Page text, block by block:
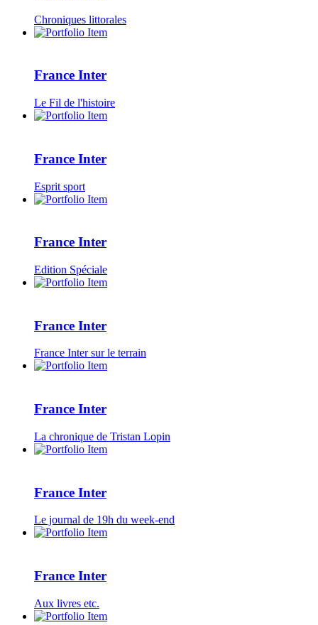
Chroniques littorales
France Inter
Le Fil de l'histoire
France Inter
Esprit sport
France Inter
Edition Spéciale
France Inter
France Inter sur le terrain
France Inter
La chronique de Tristan Lopin
France Inter
Le journal de 19h du week-end
France Inter
Aux livres etc.